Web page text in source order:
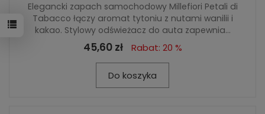
Elegancki zapach samochodowy Millefiori Petali di
Tabacco łączy aromat tytoniu z nutami wanilii i
kakao. Stylowy odświeżacz do auta zapewnia...
45,60 zł Rabat: 20 %
Do koszyka